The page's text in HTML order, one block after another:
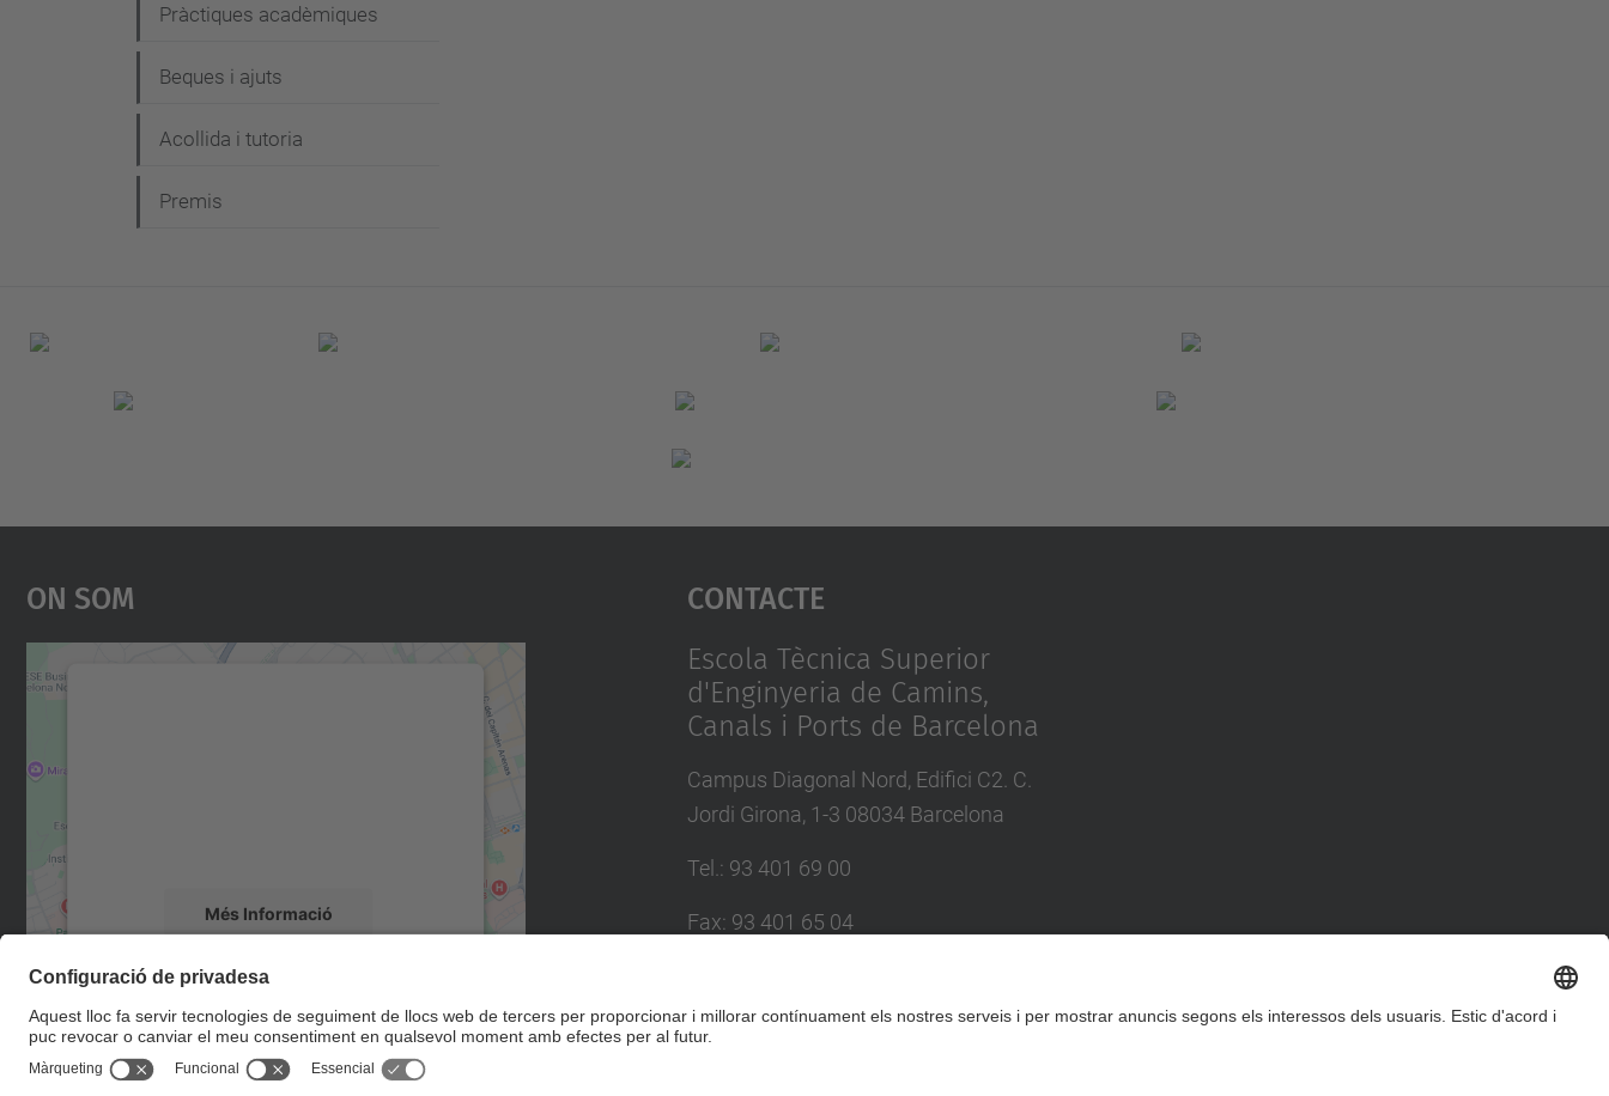
Pràctiques acadèmiques
Beques i ajuts
Acollida i tutoria
Premis
On Som
Més Informació
Accepta
powered byUsercentrics Consent
Management Platform
Contacte
Escola Tècnica Superior
d'Enginyeria de Camins,
Canals i Ports de Barcelona
Campus Diagonal Nord, Edifici C2. C.
Jordi Girona, 1-3 08034 Barcelona
Tel.: 93 401 69 00
Fax: 93 401 65 04
Formulari de contacte